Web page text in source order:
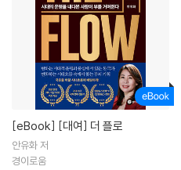
[eBook] [대여] 더 플로
안유화 저
경이로움